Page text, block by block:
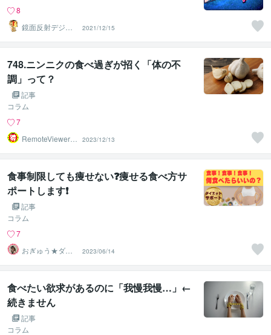
8
鏡面反射デジタ
ルアート製作所
（鈴木穣）
2021/12/15
748.ニンニクの食べ過ぎが招く「体の不
調」って？
記事
コラム
7
RemoteViewer導
2023/12/13
食事制限しても痩せない❓痩せる食べ方サ
ポートします❗️
記事
コラム
7
おぎゅう★ダイ
エットの専門家
2023/06/14
食べたい欲求があるのに「我慢我慢…」←
続きません
記事
コラム